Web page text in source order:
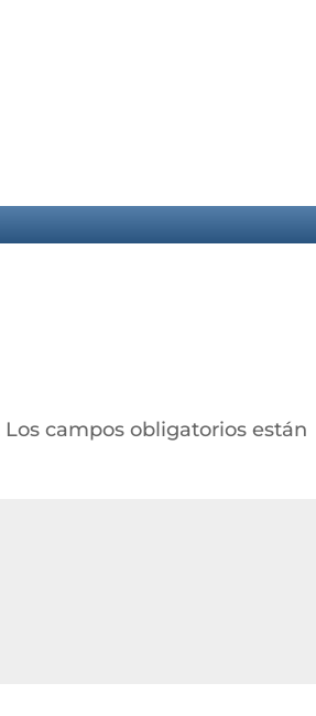
Los campos obligatorios están